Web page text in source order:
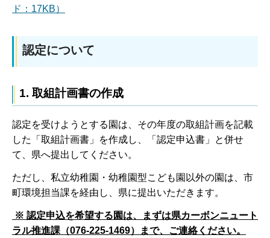
ド：17KB）
認定について
1. 取組計画書の作成
認定を受けようとする園は、その年度の取組計画を記載
した「取組計画書」を作成し、「認定申込書」と併せ
て、県へ提出してください。
ただし、私立幼稚園・幼稚園型こども園以外の園は、市
町環境担当課を経由し、県に提出いただきます。
※ 認定申込を希望する園は、まずは県カーボンニュート
ラル推進課（076-225-1469）まで、ご連絡ください。